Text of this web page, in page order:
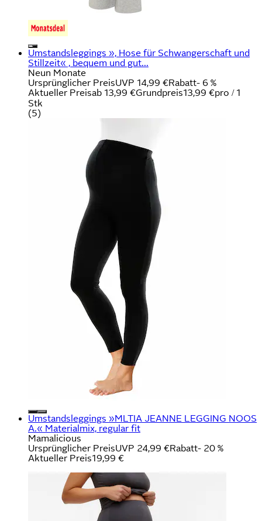
Umstandsleggings », Hose für Schwangerschaft und
Stillzeit« , bequem und gut...
Neun Monate
Ursprünglicher PreisUVP 14,99 €Rabatt- 6 %
Aktueller Preisab 13,99 €Grundpreis13,99 €pro / 1
Stk
(5)
Umstandsleggings »MLTIA JEANNE LEGGING NOOS
A.« Materialmix, regular fit
Mamalicious
Ursprünglicher PreisUVP 24,99 €Rabatt- 20 %
Aktueller Preis19,99 €